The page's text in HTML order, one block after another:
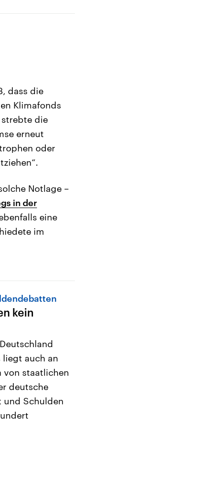
dass die
Klimafonds
die
erneut
oder
Notlage –
in der
eine
im
kein
liegt auch an
von staatlichen
deutsche
und Schulden